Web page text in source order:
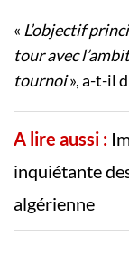
« L’objectif
tour avec
tournoi», a-t-il
A lire aussi :
inquiétante
algérienne